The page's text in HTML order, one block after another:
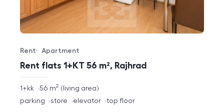
Rent flats 1+KT 56 m², Rajhrad
Offer type
Rent
Property type
Apartment
rozměry
disposition
1+kk living area
56 m2
funkce
parking store elevator top floor